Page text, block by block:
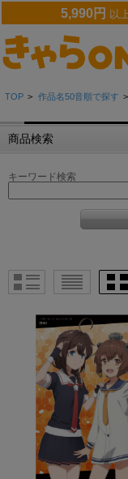
5,990円 以
TOP > 作品名50音順で探す >
商品検索
キーワード検索